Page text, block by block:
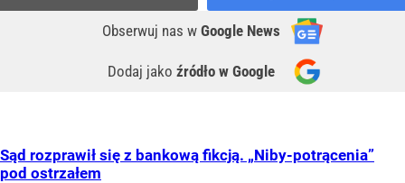
Obserwuj nas w Google News
Dodaj jako źródło w Google
Sąd rozprawił się z bankową fikcją. „Niby-potrącenia”
pod ostrzałem